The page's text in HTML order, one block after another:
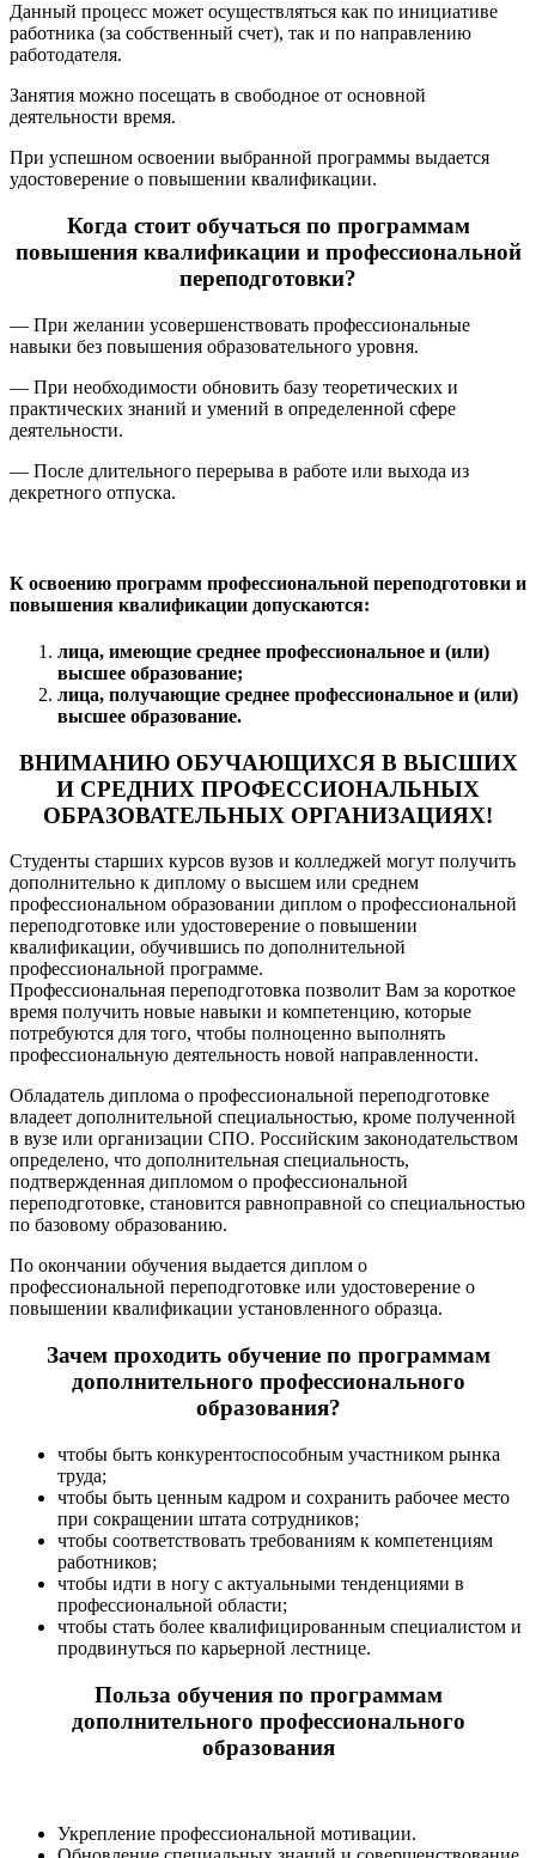
Данный процесс может осуществляться как по инициативе
работника (за собственный счет), так и по направлению
работодателя.
Занятия можно посещать в свободное от основной
деятельности время.
При успешном освоении выбранной программы выдается
удостоверение о повышении квалификации.
Когда стоит обучаться по программам
повышения квалификации и профессиональной
переподготовки?
— При желании усовершенствовать профессиональные
навыки без повышения образовательного уровня.
— При необходимости обновить базу теоретических и
практических знаний и умений в определенной сфере
деятельности.
— После длительного перерыва в работе или выхода из
декретного отпуска.
К освоению программ профессиональной переподготовки и
повышения квалификации допускаются:
лица, имеющие среднее профессиональное и (или)
высшее образование;
лица, получающие среднее профессиональное и (или)
высшее образование.
ВНИМАНИЮ ОБУЧАЮЩИХСЯ В ВЫСШИХ
И СРЕДНИХ ПРОФЕССИОНАЛЬНЫХ
ОБРАЗОВАТЕЛЬНЫХ ОРГАНИЗАЦИЯХ!
Студенты старших курсов вузов и колледжей могут получить
дополнительно к диплому о высшем или среднем
профессиональном образовании диплом о профессиональной
переподготовке или удостоверение о повышении
квалификации, обучившись по дополнительной
профессиональной программе.
Профессиональная переподготовка позволит Вам за короткое
время получить новые навыки и компетенцию, которые
потребуются для того, чтобы полноценно выполнять
профессиональную деятельность новой направленности.
Обладатель диплома о профессиональной переподготовке
владеет дополнительной специальностью, кроме полученной
в вузе или организации СПО. Российским законодательством
определено, что дополнительная специальность,
подтвержденная дипломом о профессиональной
переподготовке, становится равноправной со специальностью
по базовому образованию.
По окончании обучения выдается диплом о
профессиональной переподготовке или удостоверение о
повышении квалификации установленного образца.
Зачем проходить обучение по программам
дополнительного профессионального
образования?
чтобы быть конкурентоспособным участником рынка
труда;
чтобы быть ценным кадром и сохранить рабочее место
при сокращении штата сотрудников;
чтобы соответствовать требованиям к компетенциям
работников;
чтобы идти в ногу с актуальными тенденциями в
профессиональной области;
чтобы стать более квалифицированным специалистом и
продвинуться по карьерной лестнице.
Польза обучения по программам
дополнительного профессионального
образования
Укрепление профессиональной мотивации.